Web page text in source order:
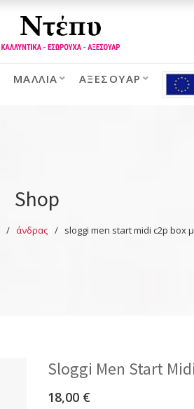
ΜΑΛΛΙΆ ΑΞΕΣΟΥΆΡ
Shop
άνδρας sloggi men start midi c2p box
Sloggi Men Start
18,00 €